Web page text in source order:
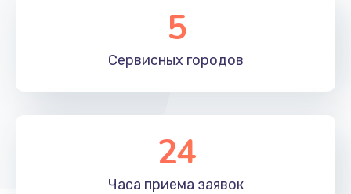
5
Сервисных городов
24
Часа приема заявок